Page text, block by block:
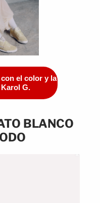
el color y la
G.
BLANCO